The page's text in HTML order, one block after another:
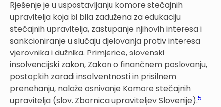
Rješenje je u uspostavljanju komore stečajnih
upravitelja koja bi bila zadužena za edukaciju
stečajnih upravitelja, zastupanje njihovih interesa i
sankcioniranje u slučaju djelovanja protiv interesa
vjerovnika i dužnika. Primjerice, slovenski
insolvencijski zakon, Zakon o finančnem poslovanju,
postopkih zaradi insolventnosti in prisilnem
prenehanju, nalaže osnivanje Komore stečajnih
upravitelja (slov. Zbornica upraviteljev Slovenije).5